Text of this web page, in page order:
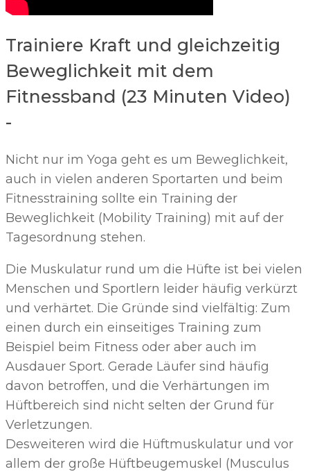
Trainiere Kraft und gleichzeitig
Beweglichkeit mit dem
Fitnessband (23 Minuten Video)
-
Nicht nur im Yoga geht es um Beweglichkeit,
auch in vielen anderen Sportarten und beim
Fitnesstraining sollte ein Training der
Beweglichkeit (Mobility Training) mit auf der
Tagesordnung stehen.
Die Muskulatur rund um die Hüfte ist bei vielen
Menschen und Sportlern leider häufig verkürzt
und verhärtet. Die Gründe sind vielfältig: Zum
einen durch ein einseitiges Training zum
Beispiel beim Fitness oder aber auch im
Ausdauer Sport. Gerade Läufer sind häufig
davon betroffen, und die Verhärtungen im
Hüftbereich sind nicht selten der Grund für
Verletzungen.
Desweiteren wird die Hüftmuskulatur und vor
allem der große Hüftbeugemuskel (Musculus